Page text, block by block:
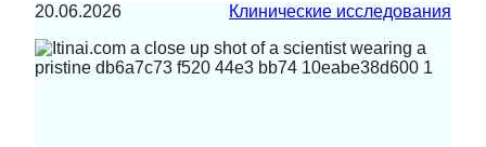
20.06.2026 Клинические исследования